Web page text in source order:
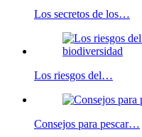
Los secretos de los…
Los riesgos del…
Consejos para pescar…